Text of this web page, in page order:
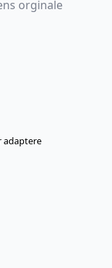
orginale
adaptere